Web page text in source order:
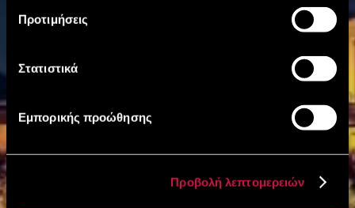
Προτιμήσεις
Στατιστικά
Εμπορικής προώθησης
Προβολή λεπτομερειών